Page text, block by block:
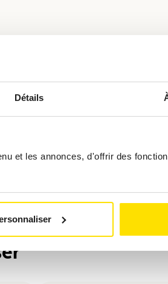
Détails
et les annonces, d'offrir des
grand